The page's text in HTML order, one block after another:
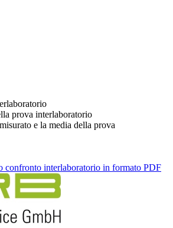
prova interlaboratorio
e la media della prova
confronto interlaboratorio in formato PDF